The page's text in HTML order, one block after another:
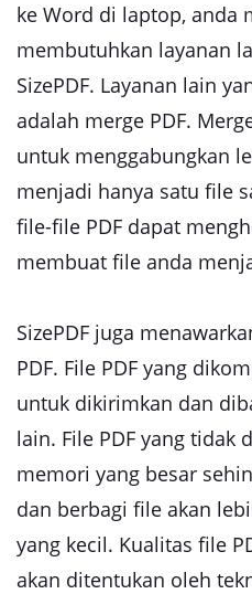
ke Word di laptop, anda
membutuhkan layanan
SizePDF. Layanan lain
adalah merge PDF.
untuk menggabungkan
menjadi hanya satu file
file-file PDF dapat
membuat file anda
SizePDF juga
PDF. File PDF yang
untuk dikirimkan dan
lain. File PDF yang tidak
memori yang besar
dan berbagi file akan
yang kecil. Kualitas file
akan ditentukan oleh